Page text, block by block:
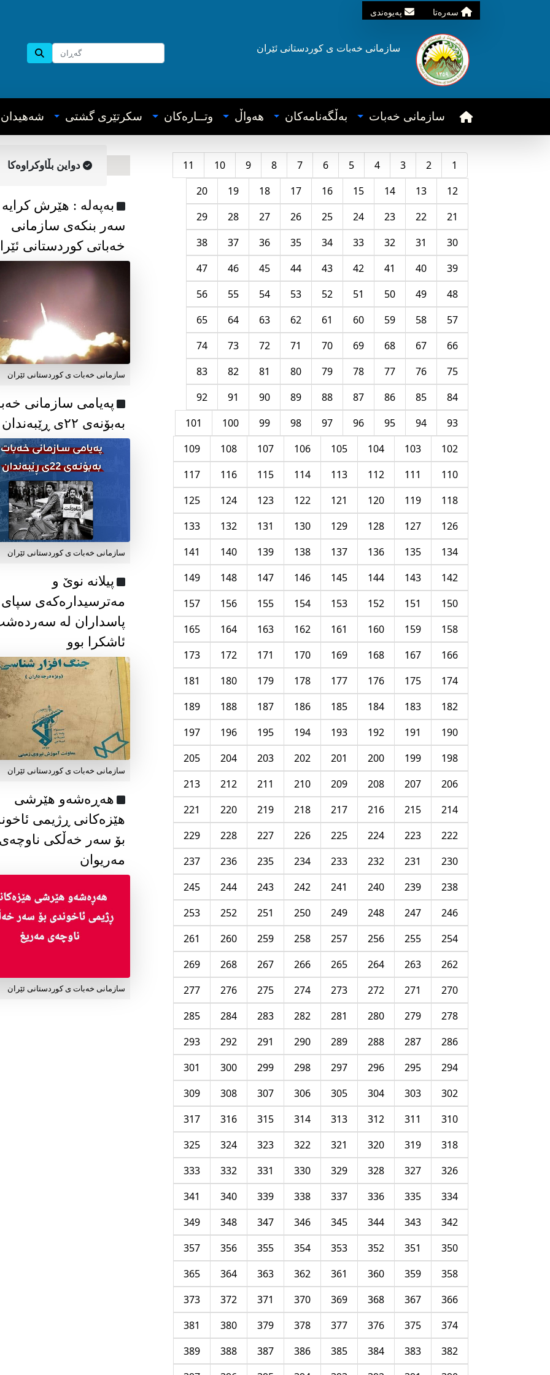
سه‌ره‌تا په‌یوه‌ندی
سازمانی خه‌بات ی کوردستانی ئێران
سازمانی خه‌بات به‌ڵگه‌نامه‌کان هه‌واڵ وتــاره‌کان سکرتێری گشتی شه‌هیدان
1
2
3
4
5
6
7
8
9
10
11
12
13
14
15
16
17
18
19
20
21
22
23
24
25
26
27
28
29
30
31
32
33
34
35
36
37
38
39
40
41
42
43
44
45
46
47
48
49
50
51
52
53
54
55
56
57
58
59
60
61
62
63
64
65
66
67
68
69
70
71
72
73
74
75
76
77
78
79
80
81
82
83
84
85
86
87
88
89
90
91
92
93
94
95
96
97
98
99
100
101
102
103
104
105
106
107
108
109
110
111
112
113
114
115
116
117
118
119
120
121
122
123
124
125
126
127
128
129
130
131
132
133
134
135
136
137
138
139
140
141
142
143
144
145
146
147
148
149
150
151
152
153
154
155
156
157
158
159
160
161
162
163
164
165
166
167
168
169
170
171
172
173
174
175
176
177
178
179
180
181
182
183
184
185
186
187
188
189
190
191
192
193
194
195
196
197
198
199
200
201
202
203
204
205
206
207
208
209
210
211
212
213
214
215
216
217
218
219
220
221
222
223
224
225
226
227
228
229
230
231
232
233
234
235
236
237
238
239
240
241
242
243
244
245
246
247
248
249
250
251
252
253
254
255
256
257
258
259
260
261
262
263
264
265
266
267
268
269
270
271
272
273
274
275
276
277
278
279
280
281
282
283
284
285
286
287
288
289
290
291
292
293
294
295
296
297
298
299
300
301
302
303
304
305
306
307
308
309
310
311
312
313
314
315
316
317
318
319
320
321
322
323
324
325
326
327
328
329
330
331
332
333
334
335
336
337
338
339
340
341
342
343
344
345
346
347
348
349
350
351
352
353
354
355
356
357
358
359
360
361
362
363
364
365
366
367
368
369
370
371
372
373
374
375
376
377
378
379
380
381
382
383
384
385
386
387
388
389
دواین بڵاوکراوه‌کا
به‌په‌له‌ : هێرش کرایە
سەر بنکەی سازمانی
خەباتی کوردستانی
سازمانی خەبات ی کوردستانی ئێران
پەیامی سازمانی
بەبۆنەی ۲۲ی ڕێبەندان
سازمانی خەبات ی كوردستانی ئێران
پیلانە نوێ و
مەترسیدارەکەی سپای
پاسداران لە
ئاشکرا بوو
سازمانی خەبات ی كوردستانی ئێران
هەڕەشەو هێرشی
هێزەکانی ڕژیمی
بۆ سەر خەڵکی
مەریوان
سازمانی خەبات ی کوردستانی ئێران